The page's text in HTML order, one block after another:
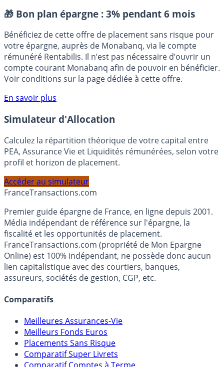
🎁 Bon plan épargne : 3% pendant 6 mois
Bénéficiez de cette offre de placement sans risque pour
votre épargne, auprès de Monabanq, via le compte
rémunéré Rentabilis. Il n’est pas nécessaire d’ouvrir un
compte courant Monabanq afin de pouvoir en bénéficier.
Voir conditions sur la page dédiée à cette offre.
En savoir plus
Simulateur d'Allocation
Calculez la répartition théorique de votre capital entre
PEA, Assurance Vie et Liquidités rémunérées, selon votre
profil et horizon de placement.
Accéder au simulateur
FranceTransactions.com
Premier guide épargne de France, en ligne depuis 2001.
Média indépendant de référence sur l'épargne, la
fiscalité et les opportunités de placement.
FranceTransactions.com (propriété de Mon Epargne
Online) est 100% indépendant, ne possède donc aucun
lien capitalistique avec des courtiers, banques,
assureurs, sociétés de gestion, CGP, etc.
Comparatifs
Meilleures Assurances-Vie
Meilleurs Fonds Euros
Placements Sans Risque
Comparatif Super Livrets